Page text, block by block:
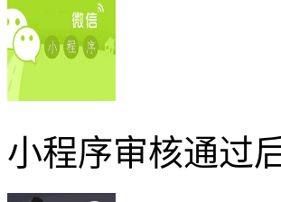
小程序审核通过